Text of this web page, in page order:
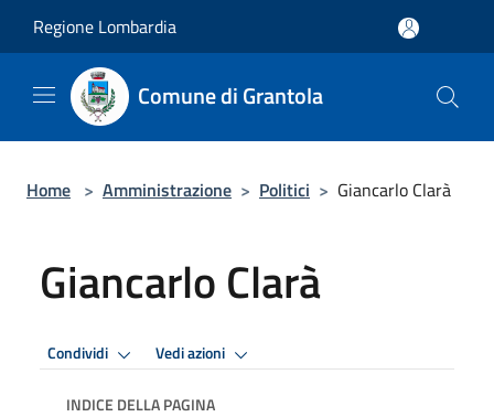
Regione Lombardia
Comune di Grantola
Home > Amministrazione > Politici > Giancarlo Clarà
Giancarlo Clarà
Condividi Vedi azioni
INDICE DELLA PAGINA